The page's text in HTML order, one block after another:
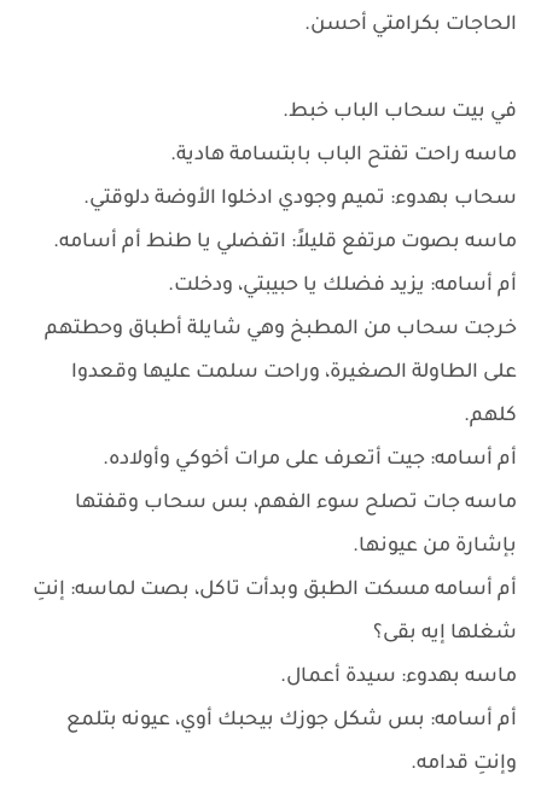
الحاجات بكرامتي أحسن.
في بيت سحاب الباب خبط.
ماسه راحت تفتح الباب بابتسامة هادية.
سحاب بهدوء: تميم وجودي ادخلوا الأوضة دلوقتي.
ماسه بصوت مرتفع قليلاً: اتفضلي يا طنط أم أسامه.
أم أسامه: يزيد فضلك يا حبيبتي، ودخلت.
خرجت سحاب من المطبخ وهي شايلة أطباق وحطتهم
على الطاولة الصغيرة، وراحت سلمت عليها وقعدوا
كلهم.
أم أسامه: جيت أتعرف على مرات أخوكي وأولاده.
ماسه جات تصلح سوء الفهم، بس سحاب وقفتها
بإشارة من عيونها.
أم أسامه مسكت الطبق وبدأت تاكل، بصت لماسه: إنتِ
شغلها إيه بقى؟
ماسه بهدوء: سيدة أعمال.
أم أسامه: بس شكل جوزك بيحبك أوي، عيونه بتلمع
وإنتِ قدامه.